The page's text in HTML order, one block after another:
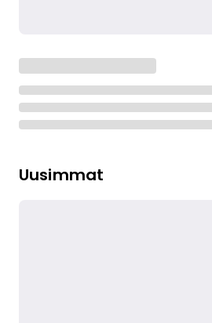
Uusimmat